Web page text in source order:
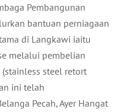
Pembangunan
bantuan perniagaan
di Langkawi iaitu
melalui pembelian
steel retort
ini telah
Pecah, Ayer Hangat